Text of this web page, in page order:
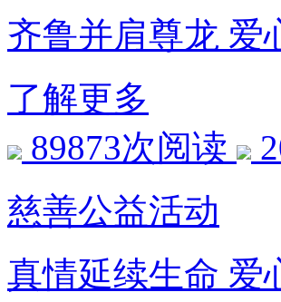
齐鲁并肩尊龙 爱
了解更多
89873次阅读
慈善公益活动
真情延续生命 爱